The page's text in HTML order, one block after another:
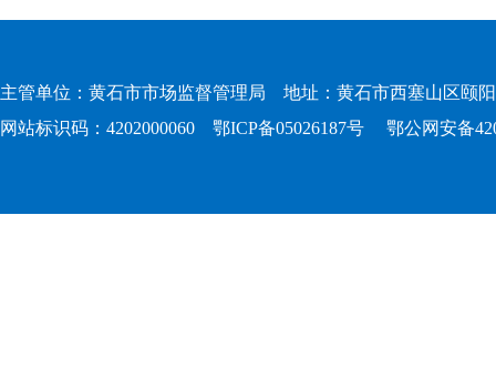
主管单位：黄石市市场监督管理局 地址：黄石市西塞山区颐
网站标识码：4202000060 鄂ICP备05026187号 鄂公网安备